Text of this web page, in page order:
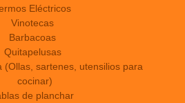
Eléctricos
Vinotecas
Barbacoas
Quitapelusas
(Ollas, sartenes, utensilios para
cocinar)
de planchar